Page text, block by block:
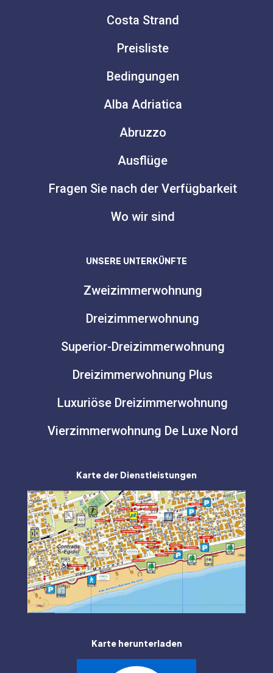
Costa Strand
Preisliste
Bedingungen
Alba Adriatica
Abruzzo
Ausflüge
Fragen Sie nach der Verfügbarkeit
Wo wir sind
UNSERE UNTERKÜNFTE
Zweizimmerwohnung
Dreizimmerwohnung
Superior-Dreizimmerwohnung
Dreizimmerwohnung Plus
Luxuriöse Dreizimmerwohnung
Vierzimmerwohnung De Luxe Nord
Karte der Dienstleistungen
Karte herunterladen